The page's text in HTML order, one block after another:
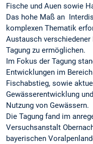
Fische und Auen sowie
Das hohe Maß an
komplexen Thematik
Austausch
Tagung zu ermöglichen.
Im Fokus der Tagung
Entwicklungen im
Fischabstieg, sowie
Gewässerentwicklung
Nutzung von Gewässern.
Die Tagung fand im
Versuchsanstalt
bayerischen